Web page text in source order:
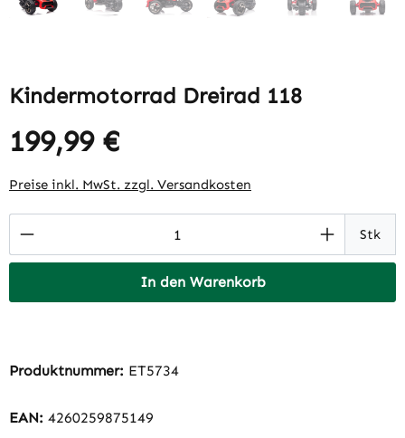
Kindermotorrad Dreirad 118
Regulärer Preis:
199,99 €
Preise inkl. MwSt. zzgl. Versandkosten
Produkt Anzahl: Gib den gewünschtenStk
In den Warenkorb
Produktnummer: ET5734
EAN: 4260259875149